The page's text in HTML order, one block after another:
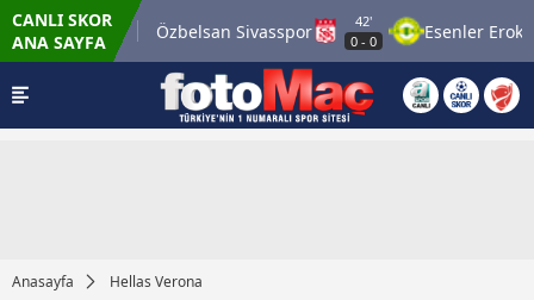
CANLI SKOR
ANA SAYFA
1969 Spor Özbelsan Sivasspor
42'
0- Esenler Erokspor
Anasayfa Hellas Verona